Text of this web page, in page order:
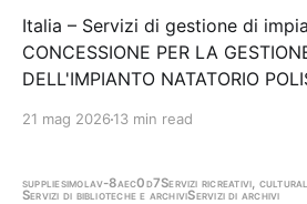
Italia – Servizi di gestione di
CONCESSIONE PER LA
DELL'IMPIANTO NATATORIO
Modugno Scadenza 28/05/2026
21 mag 2026 13 min read
suppliesimolav-8aec0d7Servizi ricreativi,
Servizi di biblioteche e archiviServizi di archivi